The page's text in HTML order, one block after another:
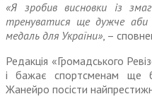
«Я зробив висновки із
тренуватися ще дужче аби
медаль для України», –
Редакція «Громадського
і бажає спортсменам ще
Жанейро посісти